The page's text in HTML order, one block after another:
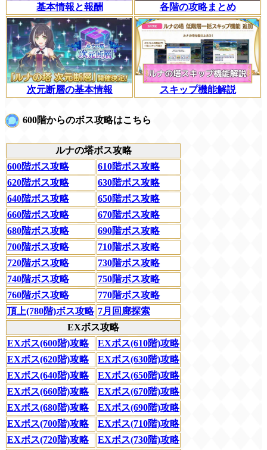
基本情報と報酬 各階の攻略まとめ
次元断層の基本情報 スキップ機能解説
600階からのボス攻略はこちら
ルナの塔ボス攻略
600階ボス攻略
610階ボス攻略
620階ボス攻略
630階ボス攻略
640階ボス攻略
650階ボス攻略
660階ボス攻略
670階ボス攻略
680階ボス攻略
690階ボス攻略
700階ボス攻略
710階ボス攻略
720階ボス攻略
730階ボス攻略
740階ボス攻略
750階ボス攻略
760階ボス攻略
770階ボス攻略
頂上(780階)ボス攻略 7月回廊探索
EXボス攻略
EXボス(600階)攻略
EXボス(610階)攻略
EXボス(620階)攻略
EXボス(630階)攻略
EXボス(640階)攻略
EXボス(650階)攻略
EXボス(660階)攻略
EXボス(670階)攻略
EXボス(680階)攻略
EXボス(690階)攻略
EXボス(700階)攻略
EXボス(710階)攻略
EXボス(720階)攻略
EXボス(730階)攻略